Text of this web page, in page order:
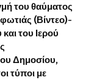
του θαύματος
(Βίντεο)-
του Ιερού
Δημοσίου,
τύποι με